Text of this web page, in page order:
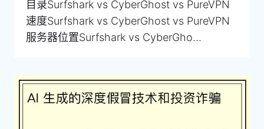
目录Surfshark vs CyberGhost vs PureVPN
速度Surfshark vs CyberGhost vs PureVPN
服务器位置Surfshark vs CyberGho...